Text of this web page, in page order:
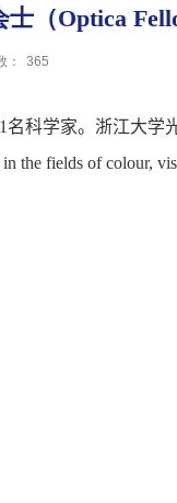
（Optica
： 365
名科学家。浙江大学
the fields of colour,